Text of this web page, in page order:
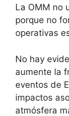
La OMM no
porque no
operativas
No hay
aumente la
eventos de
impactos
atmósfera